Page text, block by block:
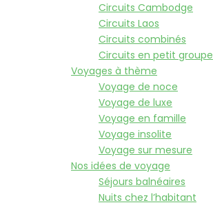
Circuits Cambodge
Circuits Laos
Circuits combinés
Circuits en petit groupe
Voyages à thème
Voyage de noce
Voyage de luxe
Voyage en famille
Voyage insolite
Voyage sur mesure
Nos idées de voyage
Séjours balnéaires
Nuits chez l’habitant